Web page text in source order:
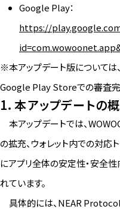
Google Play：
https://
※本アップデート版について
Google Play Storeでの審査完
1．本アップデートの
本アップデートでは、
の拡充、ウォレット内での対応
にアプリ全体の安定性・安全
れています。
具体的には、NEAR Protocol